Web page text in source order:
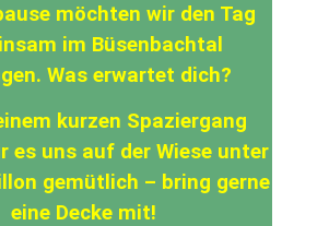
möchten wir den Tag
im Büsenbachtal
Was erwartet dich?
kurzen Spaziergang
es uns auf der Wiese unter
gemütlich – bring gerne
eine Decke mit!